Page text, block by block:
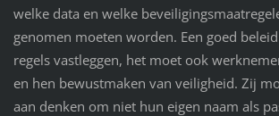
welke data en welke
genomen moeten worden. Een goed
regels vastleggen, het moet ook
en hen bewustmaken van veiligheid. Zij
aan denken om niet hun eigen naam als